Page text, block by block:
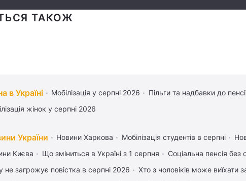
ТАКОЖ
в Україні Мобілізація у серпні 2026 Пільги та надбавки до
жінок у серпні 2026
України Новини Харкова Мобілізація студентів в серпні
Києва
Що зміниться в Україні з 1 серпня Соціальна пенсія без
не загрожує повістка в серпні 2026
Хто з чоловіків може виїхати